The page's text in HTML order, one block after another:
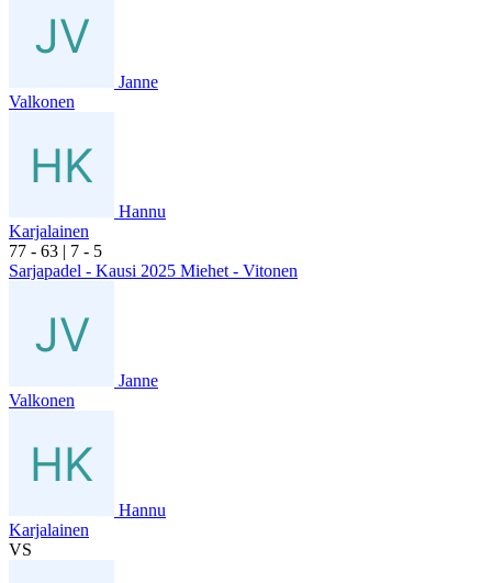
Janne
Valkonen
Hannu
Karjalainen
77 - 63 | 7 - 5
Sarjapadel - Kausi 2025 Miehet - Vitonen
Janne
Valkonen
Hannu
Karjalainen
VS